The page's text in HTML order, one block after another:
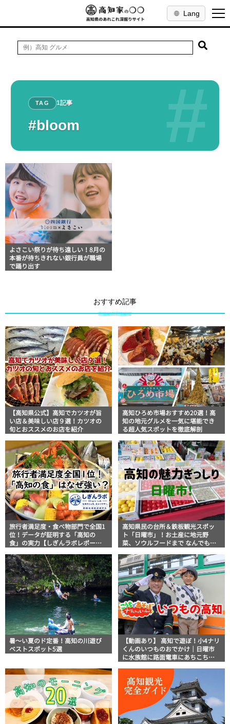
Lang
#
TAG 1記事
#bloom
よさこい祭りが待ち遠しい！8月の
本番が待ちきれない銀行員が職場
で踊り出す
おすすめ記事
【高知県公式】高知でカツオが旨
い店＆美味しい店９選！カツオの
旬とおススメのお店を紹介
高知ひろめ市場おすすめ20選！高
知の地元グルメを一気に堪能でき
る超人気スポットを徹底解剖
旅行者満足度・食べ物部門で全国1
位！データが証明する「高知の
食」の実力【しぎんラボレポー
高知県民の台所＆鉄板観光スポッ
ト「日曜市」！お土産に地元野
菜、ソウルフードまで なんでもそ
説！
暑～い夏のド定番！高知の川遊び
ベストスポット5選
【動画あり】 高知で遊ぼ！小4ナリ
くんのいつものおでかけ｜日曜市
に水族館に路面電車にあちこち巡